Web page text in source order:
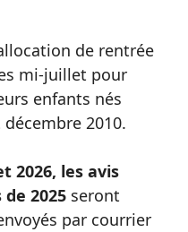
de rentrée
mi-juillet pour
enfants nés
2010.
2026, les avis
2025 seront
par courrier